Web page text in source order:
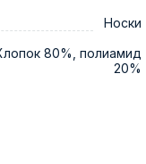
Носки
80%, полиамид
20%